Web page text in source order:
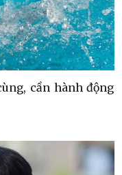
cần hành động